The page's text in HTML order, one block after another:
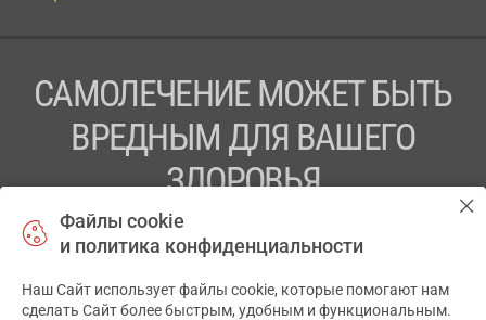
САМОЛЕЧЕНИЕ МОЖЕТ БЫТЬ
ВРЕДНЫМ ДЛЯ ВАШЕГО
ЗДОРОВЬЯ
ПЕРЕД ПРИМЕНЕНИЕМ ПРЕПАРАТА
ПРОКОНСУЛЬТИРУЙТЕСЬ С ВРАЧОМ
ТОВ «АПТЕКА 911.ЮА» Код ЄДРПОУ 43631965.
Файлы cookie
и политика конфиденциальности
Наш Сайт использует файлы cookie, которые помогают нам
сделать Сайт более быстрым, удобным и функциональным.
✕